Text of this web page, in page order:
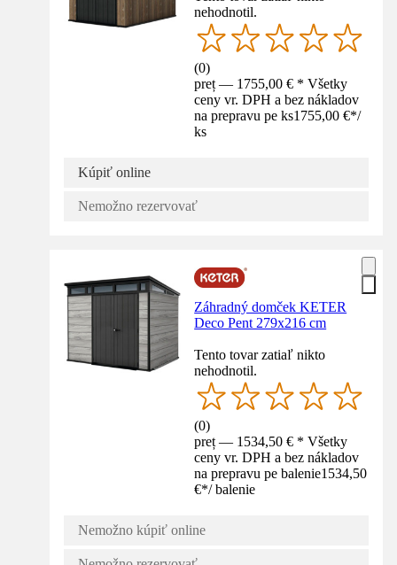
nehodnotil.
(0)
preț — 1755,00 € * Všetky
ceny vr. DPH a bez nákladov
na prepravu pe ks1755,00 €*/
ks
Kúpiť online
Nemožno rezervovať
Záhradný domček KETER
Deco Pent 279x216 cm
Tento tovar zatiaľ nikto
nehodnotil.
(0)
preț — 1534,50 € * Všetky
ceny vr. DPH a bez nákladov
na prepravu pe balenie1534,50
€*/ balenie
Nemožno kúpiť online